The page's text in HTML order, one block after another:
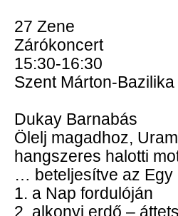
27 Zene
Zárókoncert
15:30-16:30
Szent Márton-Bazilika
Dukay Barnabás
Ölelj magadhoz,
hangszeres halotti
… beteljesítve az
1. a Nap fordulóján
2. alkonyi erdő –